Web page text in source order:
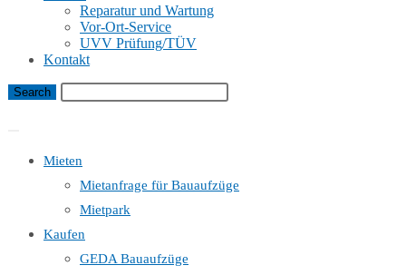
Reparatur und Wartung
Vor-Ort-Service
UVV Prüfung/TÜV
Kontakt
Mieten
Mietanfrage für Bauaufzüge
Mietpark
Kaufen
GEDA Bauaufzüge